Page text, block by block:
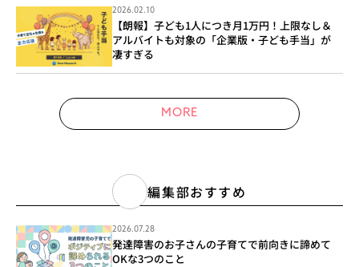
2026.02.10
【朗報】子ども1人につき月1万円！上限なし＆
アルバイトも対象の「企業版・子ども手当」が
凄すぎる
MORE
編集部おすすめ
2026.07.28
発達障害のお子さんの子育てで前向きに諦めて
OKな3つのこと